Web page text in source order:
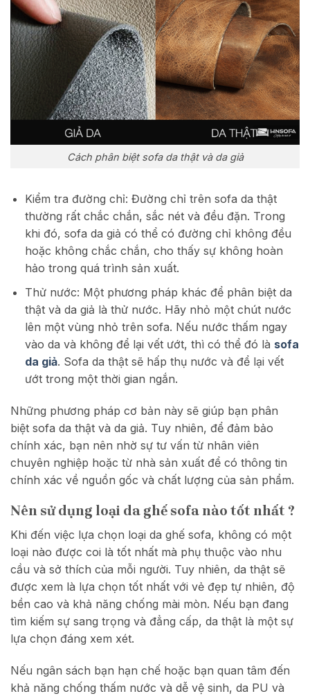
Cách phân biệt sofa da thật và da giả
Kiểm tra đường chỉ: Đường chỉ trên sofa da thật
thường rất chắc chắn, sắc nét và đều đặn. Trong
khi đó, sofa da giả có thể có đường chỉ không đều
hoặc không chắc chắn, cho thấy sự không hoàn
hảo trong quá trình sản xuất.
Thử nước: Một phương pháp khác để phân biệt da
thật và da giả là thử nước. Hãy nhỏ một chút nước
lên một vùng nhỏ trên sofa. Nếu nước thấm ngay
vào da và không để lại vết ướt, thì có thể đó là sofa
da giả. Sofa da thật sẽ hấp thụ nước và để lại vết
ướt trong một thời gian ngắn.
Những phương pháp cơ bản này sẽ giúp bạn phân
biệt sofa da thật và da giả. Tuy nhiên, để đảm bảo
chính xác, bạn nên nhờ sự tư vấn từ nhân viên
chuyên nghiệp hoặc từ nhà sản xuất để có thông tin
chính xác về nguồn gốc và chất lượng của sản phẩm.
Nên sử dụng loại da ghế sofa nào tốt nhất ?
Khi đến việc lựa chọn loại da ghế sofa, không có một
loại nào được coi là tốt nhất mà phụ thuộc vào nhu
cầu và sở thích của mỗi người. Tuy nhiên, da thật sẽ
được xem là lựa chọn tốt nhất với vẻ đẹp tự nhiên, độ
bền cao và khả năng chống mài mòn. Nếu bạn đang
tìm kiếm sự sang trọng và đẳng cấp, da thật là một sự
lựa chọn đáng xem xét.
Nếu ngân sách bạn hạn chế hoặc bạn quan tâm đến
khả năng chống thấm nước và dễ vệ sinh, da PU và